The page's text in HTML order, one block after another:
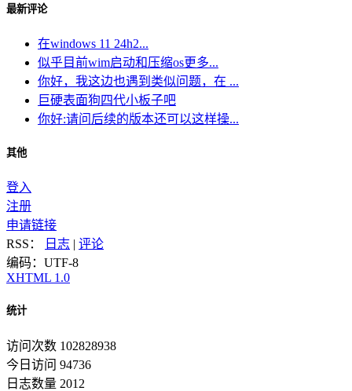
最新评论
在windows 11 24h2...
似乎目前wim启动和压缩os更多...
你好，我这边也遇到类似问题，在 ...
巨硬表面狗四代小板子吧
你好:请问后续的版本还可以这样操...
其他
登入
注册
申请链接
RSS：
日志 | 评论
编码：UTF-8
XHTML 1.0
统计
访问次数 102828938
今日访问 94736
日志数量 2012